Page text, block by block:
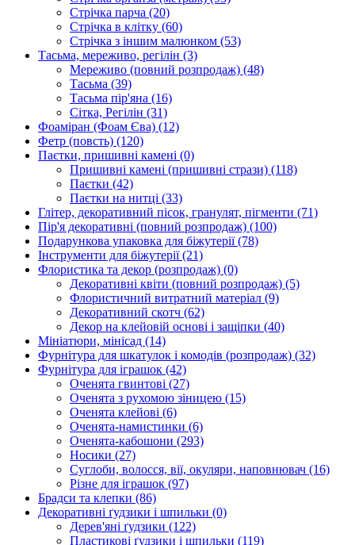
Стрічка парча (20)
Стрічка в клітку (60)
Стрічка з іншим малюнком (53)
Тасьма, мереживо, регілін (3)
Мереживо (повний розпродаж) (48)
Тасьма (39)
Тасьма пір'яна (16)
Сітка, Регілін (31)
Фоаміран (Фоам Єва) (12)
Фетр (повсть) (120)
Паєтки, пришивні камені (0)
Пришивні камені (пришивні стрази) (118)
Паєтки (42)
Паєтки на нитці (33)
Глітер, декоративний пісок, гранулят, пігменти (71)
Пір'я декоративні (повний розпродаж) (100)
Подарункова упаковка для біжутерії(78)
Інструменти для біжутерії(21)
Флористика та декор (розпродаж) (0)
Декоративні квіти (повний розпродаж) (5)
Флористичний витратний матеріал (9)
Декоративний скотч (62)
Декор на клейовій основі і защіпки (40)
Мініатюри, мінісад (14)
Фурнітура для шкатулок і комодів (розпродаж) (32)
Фурнітура для іграшок (42)
Оченята гвинтові (27)
Оченята з рухомою зіницею (15)
Оченята клейові (6)
Оченята-намистинки (6)
Оченята-кабошони (293)
Носики (27)
Суглоби, волосся, вії, окуляри, наповнювач (16)
Різне для іграшок (97)
Брадси та клепки (86)
Декоративні ґудзики і шпильки (0)
Дерев'яні ґудзики (122)
Пластикові ґудзики і шпильки (119)